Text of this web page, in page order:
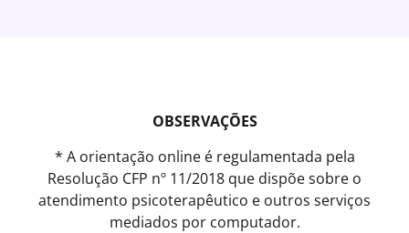
OBSERVAÇÕES
* A orientação online é regulamentada pela
Resolução CFP nº 11/2018 que dispõe sobre o
atendimento psicoterapêutico e outros serviços
mediados por computador.